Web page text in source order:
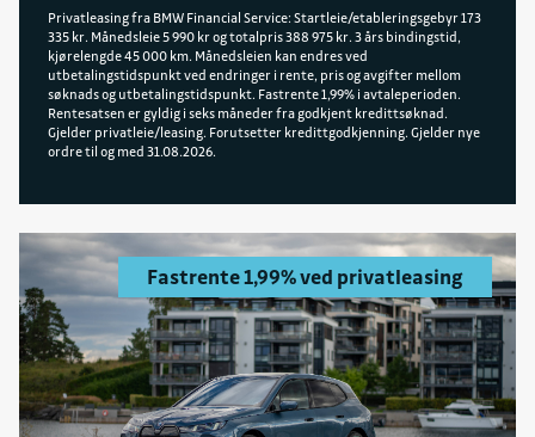
Privatleasing fra BMW Financial Service: Startleie/etableringsgebyr 173
335 kr. Månedsleie 5 990 kr og totalpris 388 975 kr. 3 års bindingstid,
kjørelengde 45 000 km. Månedsleien kan endres ved
utbetalingstidspunkt ved endringer i rente, pris og avgifter mellom
søknads og utbetalingstidspunkt. Fastrente 1,99% i avtaleperioden.
Rentesatsen er gyldig i seks måneder fra godkjent kredittsøknad.
Gjelder privatleie/leasing. Forutsetter kredittgodkjenning. Gjelder nye
ordre til og med 31.08.2026.
Fastrente 1,99% ved privatleasing